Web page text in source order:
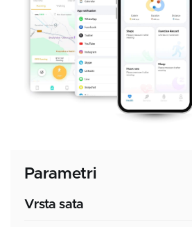
Parametri
Vrsta sata